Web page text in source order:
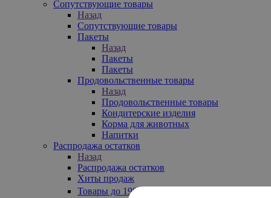
Сопутствующие товары
Назад
Сопутствующие товары
Пакеты
Назад
Пакеты
Пакеты
Продовольственные товары
Назад
Продовольственные товары
Кондитерские изделия
Корма для животных
Напитки
Распродажа остатков
Назад
Распродажа остатков
Хиты продаж
Товары до 199₽